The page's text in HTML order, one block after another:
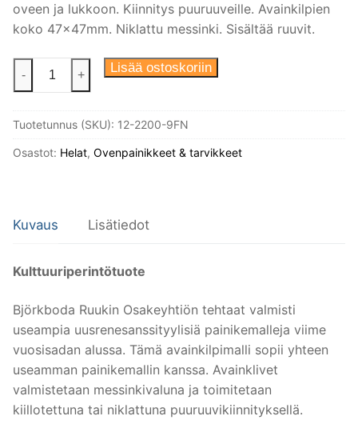
oveen ja lukkoon. Kiinnitys puuruuveille. Avainkilpien
koko 47x47mm. Niklattu messinki. Sisältää ruuvit.
Avainkilvet
malli
Björkboda.
- + Lisää ostoskoriin
Tuotetunnus (SKU): 12-2200-9FN
Osastot: Helat, Ovenpainikkeet & tarvikkeet
Kuvaus Lisätiedot
Kulttuuriperintötuote
Björkboda Ruukin Osakeyhtiön tehtaat valmisti
useampia uusrenesanssityylisiä painikemalleja viime
vuosisadan alussa. Tämä avainkilpimalli sopii yhteen
useamman painikemallin kanssa. Avainklivet
valmistetaan messinkivaluna ja toimitetaan
kiillotettuna tai niklattuna puuruuvikiinnityksellä.